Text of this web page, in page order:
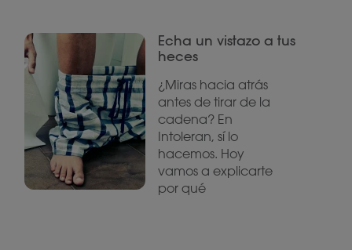
Echa un vistazo a tus
heces
¿Miras hacia atrás
antes de tirar de la
cadena? En
Intoleran, sí lo
hacemos. Hoy
vamos a explicarte
por qué